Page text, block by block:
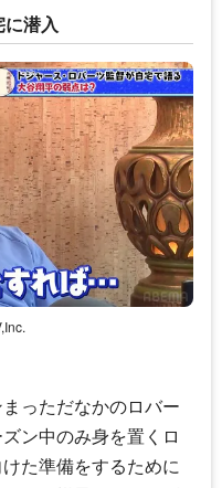
潜入
っただなかのロバー
ン中のみ身を置くロ
た準備をするために